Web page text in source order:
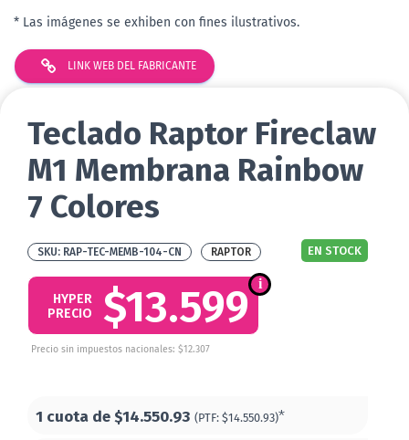
* Las imágenes se exhiben con fines ilustrativos.
LINK WEB DEL FABRICANTE
Teclado Raptor Fireclaw
M1 Membrana Rainbow
7 Colores
RAP-TEC-MEMB-104-CN EN STOCK
RAPTOR
$13.599
HYPER
PRECIO
Precio sin impuestos nacionales: $12.307
1 cuota de$14.550.93 (PTF: $14.550.93)*